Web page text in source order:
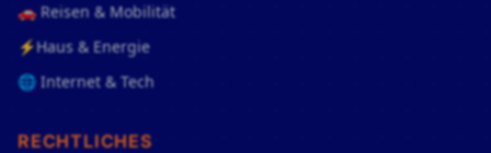
🚗 Reisen & Mobilität
⚡Haus & Energie
🌐 Internet & Tech
RECHTLICHES